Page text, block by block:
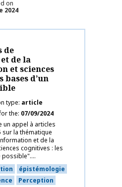
on
2024
de
de la
et sciences
bases d’un
type article
the 07/09/2024
un appel à articles
la thématique
et de la
cognitives : les
possible"....
épistémologie
Perception